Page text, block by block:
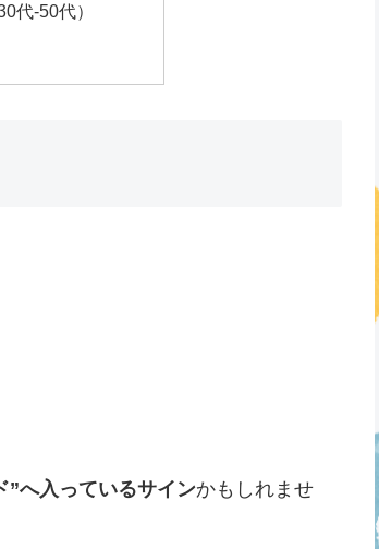
代-50代）
”へ入っているサインかもしれませ